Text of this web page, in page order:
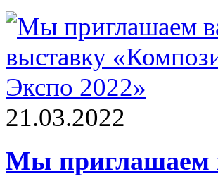
21.03.2022
Мы приглашаем